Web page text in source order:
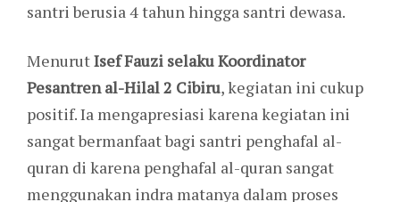
santri berusia 4 tahun hingga santri dewasa.
MenurutIsef Fauzi selaku Koordinator
Pesantren al-Hilal 2 Cibiru, kegiatan ini cukup
positif. Ia mengapresiasi karena kegiatan ini
sangat bermanfaat bagi santri penghafal al-
quran di karena penghafal al-quran sangat
menggunakan indra matanya dalam proses